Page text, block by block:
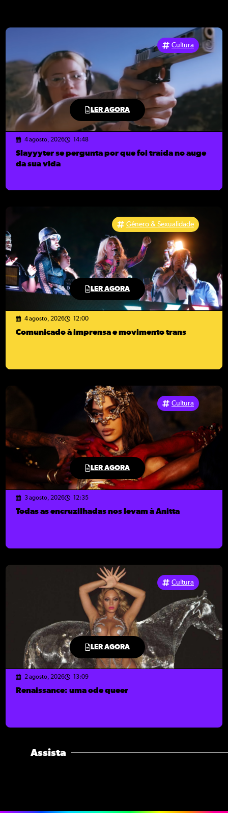
LER AGORA
Cultura
4 agosto, 2026 14:48
Slayyyter se pergunta por que foi traída no auge
da sua vida
LER AGORA
Gênero & Sexualidade
4 agosto, 2026 12:00
Comunicado à imprensa e movimento trans
LER AGORA
Cultura
3 agosto, 2026 12:35
Todas as encruzilhadas nos levam à Anitta
LER AGORA
Cultura
2 agosto, 2026 13:09
Renaissance: uma ode queer
Assista